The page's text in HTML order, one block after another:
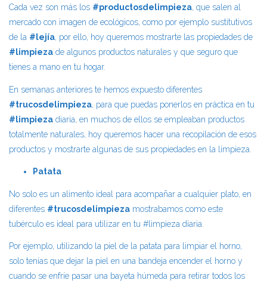
Cada vez son más los #productosdelimpieza, que salen al
mercado con imagen de ecológicos, como por ejemplo sustitutivos
de la #lejía, por ello, hoy queremos mostrarte las propiedades de
#limpieza de algunos productos naturales y que seguro que
tienes a mano en tu hogar.
En semanas anteriores te hemos expuesto diferentes
#trucosdelimpieza, para que puedas ponerlos en práctica en tu
#limpieza diaria, en muchos de ellos se empleaban productos
totalmente naturales, hoy queremos hacer una recopilación de esos
productos y mostrarte algunas de sus propiedades en la limpieza.
Patata
No solo es un alimento ideal para acompañar a cualquier plato, en
diferentes #trucosdelimpieza mostrabamos como este
tubérculo es ideal para utilizar en tu #limpieza diaria.
Por ejemplo, utilizando la piel de la patata para limpiar el horno,
solo tenías que dejar la piel en una bandeja encender el horno y
cuando se enfríe pasar una bayeta húmeda para retirar todos los